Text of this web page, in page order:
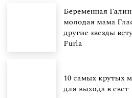
Беременная
молодая мама
другие звезды
Furla
10 самых крутых
для выхода в свет